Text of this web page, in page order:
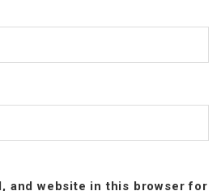
and website in this browser for